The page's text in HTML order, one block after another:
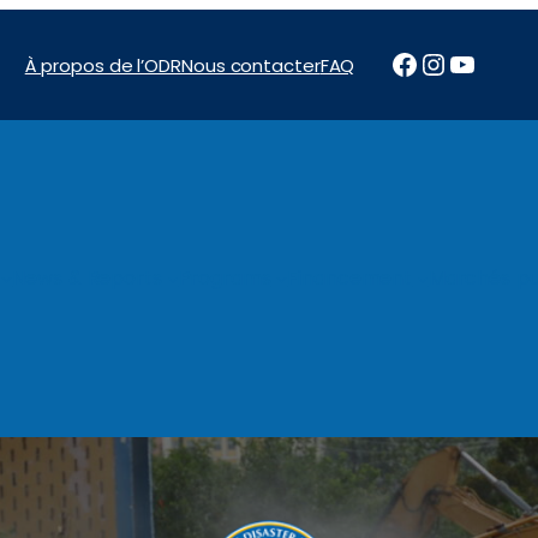
À propos de l’ODRNous contacterFAQ Facebook